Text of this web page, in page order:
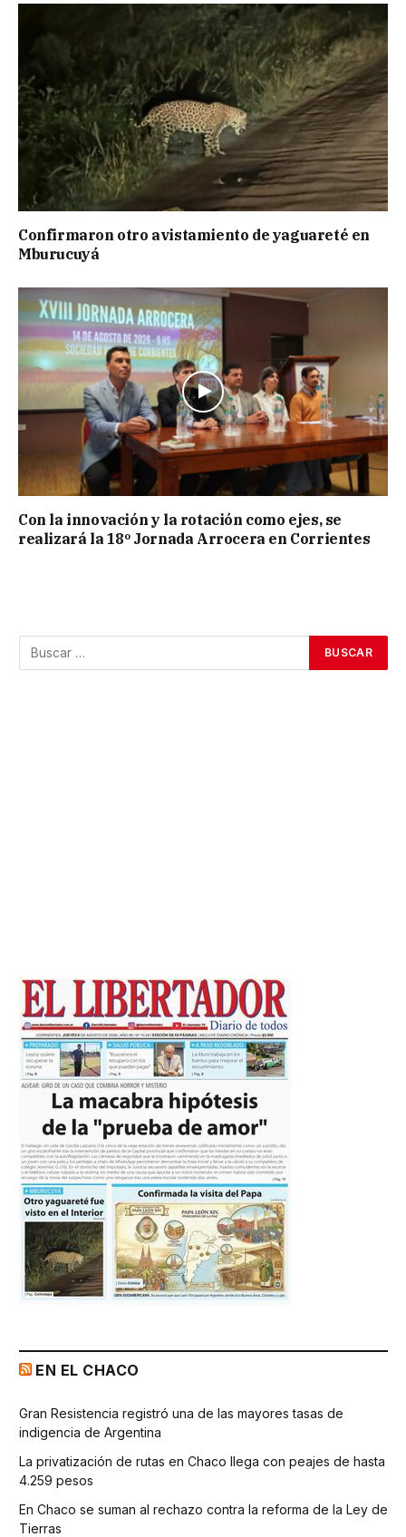
Confirmaron otro avistamiento de yaguareté en
Mburucuyá
Con la innovación y la rotación como ejes, se
realizará la 18º Jornada Arrocera en Corrientes
EN EL CHACO
Gran Resistencia registró una de las mayores tasas de
indigencia de Argentina
La privatización de rutas en Chaco llega con peajes de hasta
4.259 pesos
En Chaco se suman al rechazo contra la reforma de la Ley de
Tierras